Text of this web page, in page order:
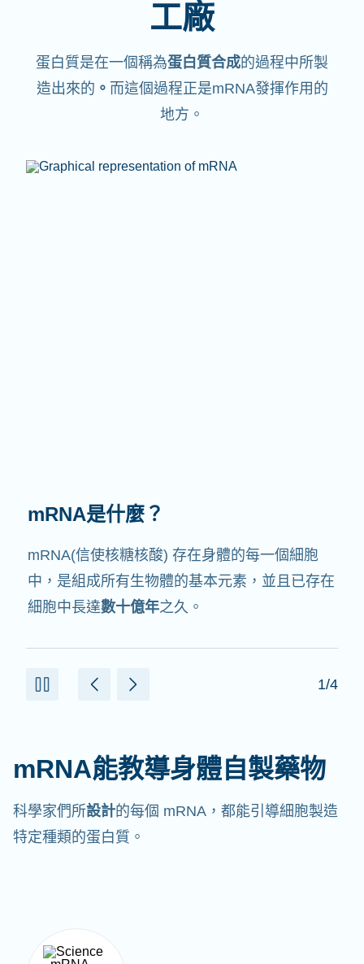
工廠
蛋白質是在一個稱為蛋白質合成的過程中所製
造出來的 。 而這個過程正是mRNA發揮作用的
地方。
mRNA有何作用？
mRNA的中文翻譯是信使核糖核酸，就如它的名
字，它就是信使，會與細胞中其他協助製造蛋白
質的成份交互作用。
2/4
mRNA能教導身體自製藥物
科學家們所設計的每個 mRNA，都能引導細胞製造
特定種類的蛋白質。